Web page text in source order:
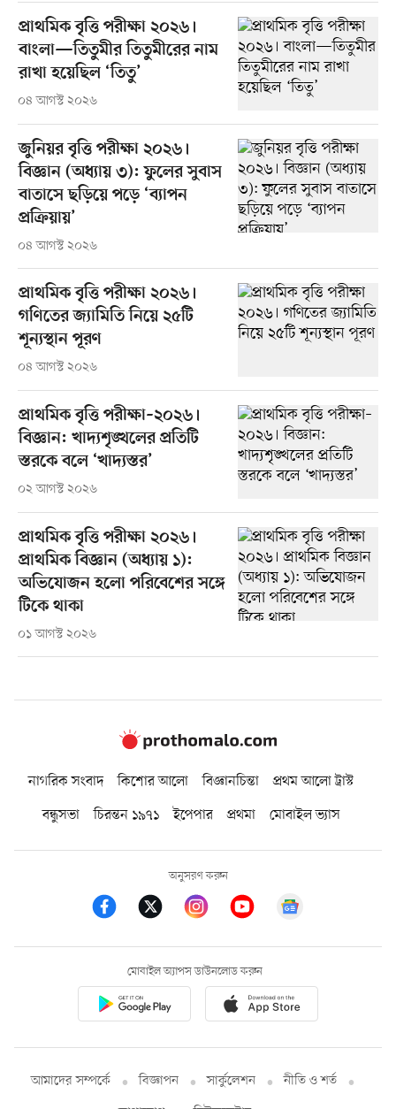
প্রাথমিক বৃত্তি পরীক্ষা ২০২৬।
বাংলা—তিতুমীর তিতুমীরের নাম
রাখা হয়েছিল ‘তিতু’
০৪ আগস্ট ২০২৬
জুনিয়র বৃত্তি পরীক্ষা ২০২৬।
বিজ্ঞান (অধ্যায় ৩): ফুলের সুবাস
বাতাসে ছড়িয়ে পড়ে ‘ব্যাপন
প্রক্রিয়ায়’
০৪ আগস্ট ২০২৬
প্রাথমিক বৃত্তি পরীক্ষা ২০২৬।
গণিতের জ্যামিতি নিয়ে ২৫টি
শূন্যস্থান পূরণ
০৪ আগস্ট ২০২৬
প্রাথমিক বৃত্তি পরীক্ষা–২০২৬।
বিজ্ঞান: খাদ্যশৃঙ্খলের প্রতিটি
স্তরকে বলে ‘খাদ্যস্তর’
০২ আগস্ট ২০২৬
প্রাথমিক বৃত্তি পরীক্ষা ২০২৬।
প্রাথমিক বিজ্ঞান (অধ্যায় ১):
অভিযোজন হলো পরিবেশের সঙ্গে
টিকে থাকা
০১ আগস্ট ২০২৬
নাগরিক সংবাদ কিশোর আলো বিজ্ঞানচিন্তা
প্রথম আলো ট্রাস্ট
বন্ধুসভা
চিরন্তন ১৯৭১ ইপেপার প্রথমা মোবাইল ভ্যাস
অনুসরণ করুন
মোবাইল অ্যাপস ডাউনলোড করুন
আমাদের সম্পর্কে বিজ্ঞাপন সার্কুলেশন
নীতি ও শর্ত